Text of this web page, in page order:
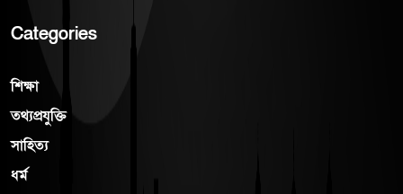
Categories
শিক্ষা
তথ্যপ্রযুক্তি
সাহিত্য
ধর্ম